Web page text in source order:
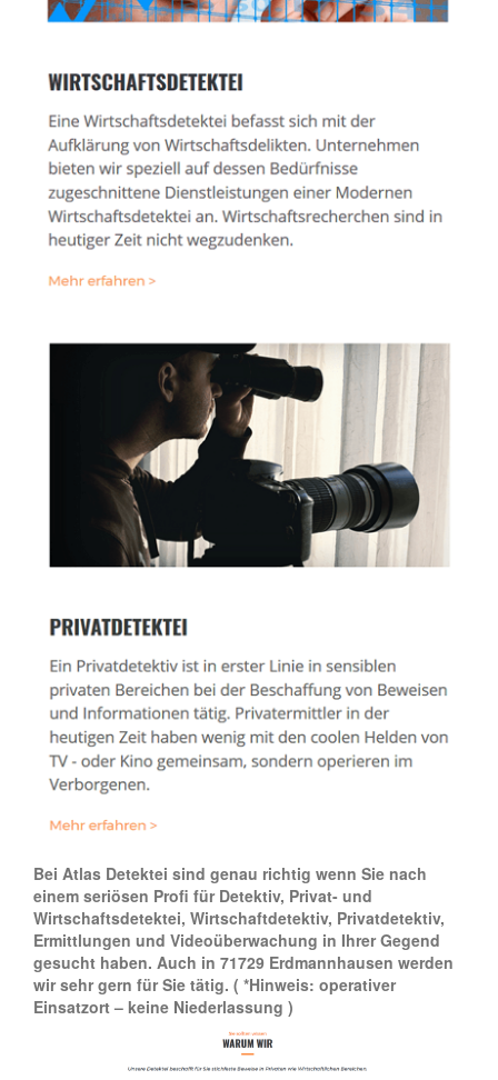
Bei Atlas Detektei sind genau richtig wenn Sie nach
einem seriösen Profi für Detektiv, Privat- und
Wirtschaftsdetektei, Wirtschaftdetektiv, Privatdetektiv,
Ermittlungen und Videoüberwachung in Ihrer Gegend
gesucht haben. Auch in 71729 Erdmannhausen werden
wir sehr gern für Sie tätig. ( *Hinweis: operativer
Einsatzort – keine Niederlassung )